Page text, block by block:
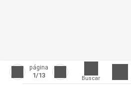
página
1/13 Buscar